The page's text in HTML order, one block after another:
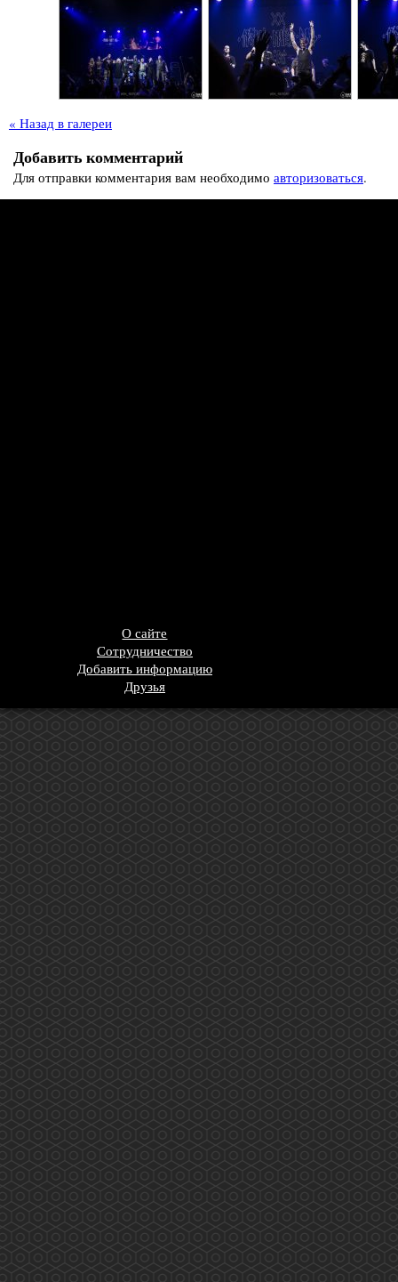
« Назад в галереи
Добавить комментарий
Для отправки комментария вам необходимо авторизоваться.
О сайте
Сотрудничество
Добавить информацию
Друзья